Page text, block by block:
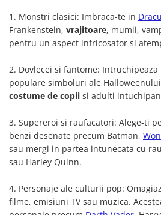
Petrecere Unicorni
Petreceri Adulti
Petrecere Disco
Petrecere Anii '20
Petrecere Mexicana
Petrecere Tropicala
Summer Party
Petrecere Majorat
Petrecere 30 ani
Petrecere 50 ani
Ocazie
1. Monstri clasici: Imbraca-te in
Frankenstein, vrajitoare, mumii,
pentru un aspect infricosator si
2. Dovlecei si fantome:
populare simboluri ale
costume de copii si adulti
3. Supereroi si raufacatori: Alege-ti
benzi desenate precum Batman,
sau mergi in partea intunecata cu
sau Harley Quinn.
4. Personaje ale culturii pop:
filme, emisiuni TV sau muzica.